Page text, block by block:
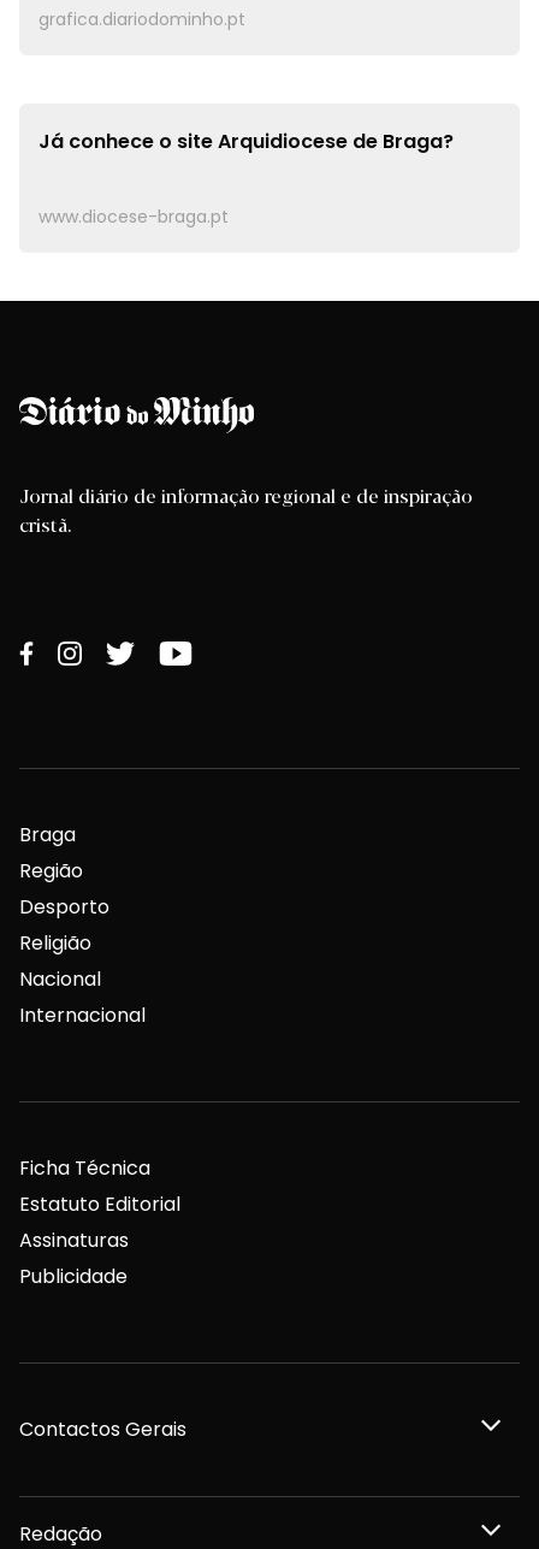
grafica.diariodominho.pt
Já conhece o siteArquidiocese de Braga?
www.diocese-braga.pt
Jornal diário de informação regional e de inspiração
cristã.
Braga
Região
Desporto
Religião
Nacional
Internacional
Ficha Técnica
Estatuto Editorial
Assinaturas
Publicidade
Contactos Gerais
Redação